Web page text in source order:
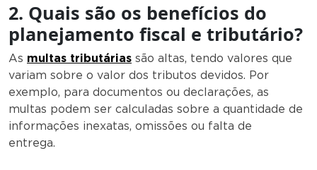
2. Quais são os benefícios do
planejamento fiscal e tributário?
As multas tributárias são altas, tendo valores que
variam sobre o valor dos tributos devidos. Por
exemplo, para documentos ou declarações, as
multas podem ser calculadas sobre a quantidade de
informações inexatas, omissões ou falta de
entrega.